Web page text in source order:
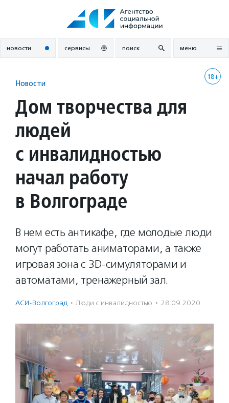
новости сервисы поиск меню
18+
Новости
Дом творчества для
людей
с инвалидностью
начал работу
в Волгограде
В нем есть антикафе, где молодые люди
могут работать аниматорами, а также
игровая зона с 3D-симуляторами и
автоматами, тренажерный зал.
АСИ-Волгоград · Люди с инвалидностью · 28.09.2020